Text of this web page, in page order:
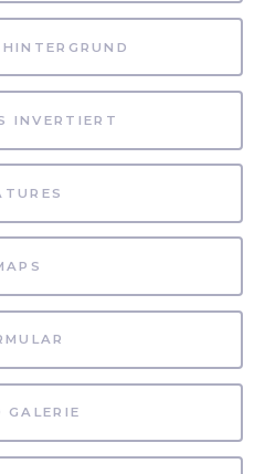
INVERTIERT
GALERIE